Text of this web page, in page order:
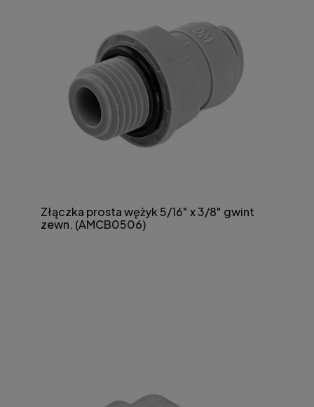
Złączka prosta wężyk 5/16" x 3/8" gwint
zewn. (AMCB0506)